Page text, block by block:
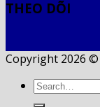
THEO DÕI
Copyright 2026 ©